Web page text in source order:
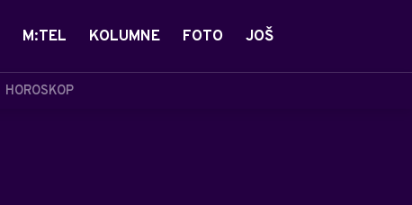
HOROSKOP
M:TEL KOLUMNE FOTO JOŠ